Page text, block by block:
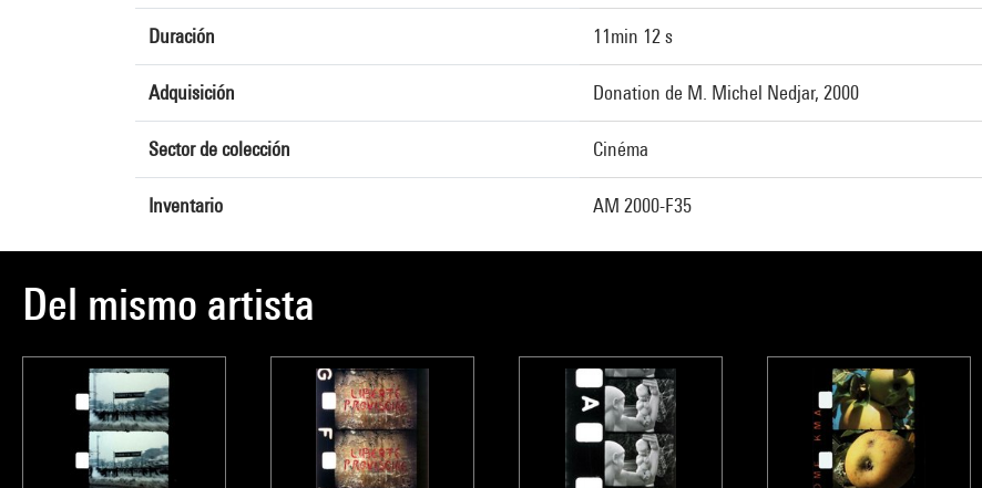
Duración 11min 12 s
Adquisición Donation de M. Michel Nedjar, 2000
Sector de colección Cinéma
Inventario AM 2000-F35
Del mismo artista